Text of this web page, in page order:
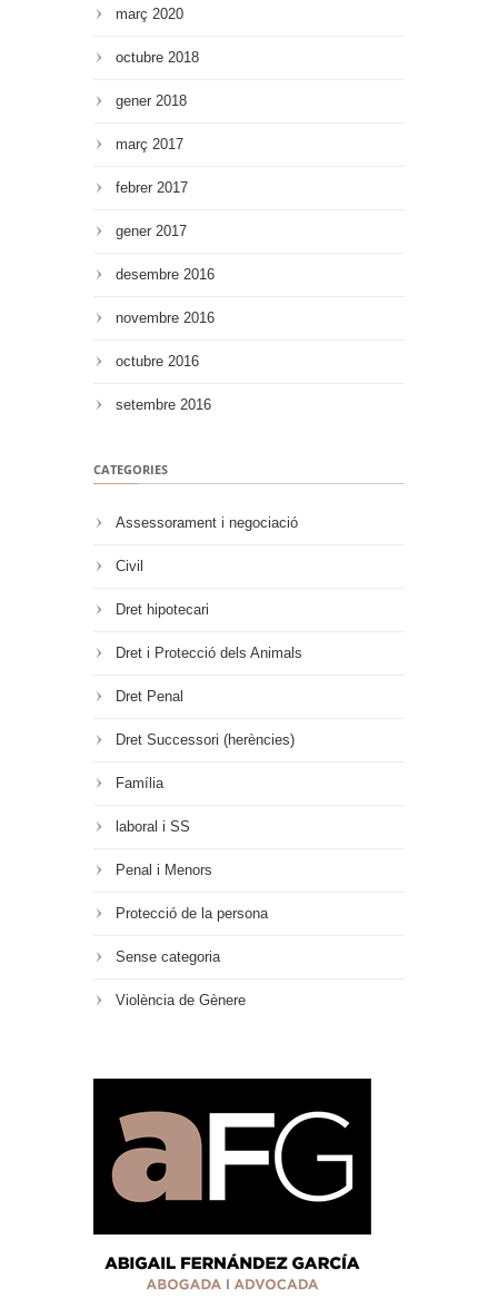
març 2020
octubre 2018
gener 2018
març 2017
febrer 2017
gener 2017
desembre 2016
novembre 2016
octubre 2016
setembre 2016
CATEGORIES
Assessorament i negociació
Civil
Dret hipotecari
Dret i Protecció dels Animals
Dret Penal
Dret Successori (herències)
Família
laboral i SS
Penal i Menors
Protecció de la persona
Sense categoria
Violència de Gènere